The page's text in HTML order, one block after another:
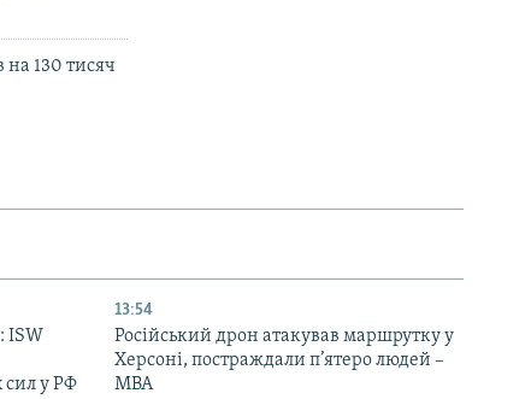
130 тисяч
ISW
сил у РФ
13:54
Російський дрон атакував маршрутку у
Херсоні, постраждали п’ятеро людей –
МВА